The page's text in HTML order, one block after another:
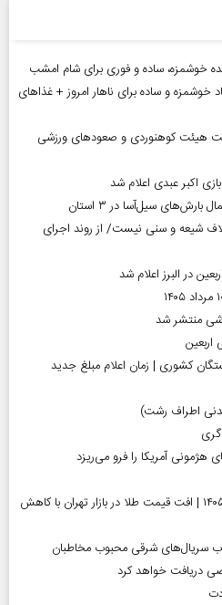
کنم؟ | ۲۰ پیشنهاد خوشمزه و ساده برای ناهار امروز + غذاهای
هیئت کوهنوردی و صعودهای ورزشی
اکبر عبدی اعلام شد
شیعه و سنی نیست/ از روند اجرای
در البرز اعلام شد
منتشر شد
اربعین
کشوری | زمان اعلام مبلغ جدید
اطراف رشت)
هژمونی آمریکا را فرو می‌ریزد
قیمت طلا و سکه امروز ۱۱ مرداد ۱۴۰۵ | افت قیمت طلا در بازار تهران با کاهش
سریال‌های شرقی محبوب مخاطبان
دریافت خواهد کرد